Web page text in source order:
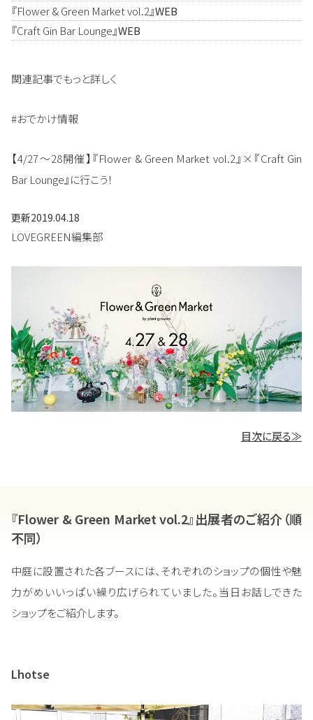
『Flower & Green Market vol.2』WEB
『Craft Gin Bar Lounge』WEB
関連記事でもっと詳しく
#おでかけ情報
【4/27～28開催】『Flower & Green Market vol.2』×『Craft Gin
Bar Lounge』に行こう！
更新2019.04.18
LOVEGREEN編集部
目次に戻る≫
『Flower & Green Market vol.2』出展者のご紹介（順
不同）
中庭に設置された各ブースには、それぞれのショップの個性や魅
力がめいいっぱい繰り広げられていました。当日お話しできた
ショップをご紹介します。
Lhotse